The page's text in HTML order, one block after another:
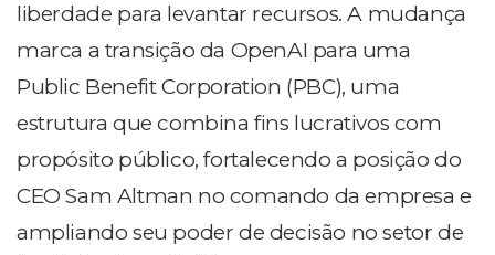
liberdade para levantar recursos. A mudança
marca a transição da OpenAI para uma
Public Benefit Corporation (PBC), uma
estrutura que combina fins lucrativos com
propósito público, fortalecendo a posição do
CEO Sam Altman no comando da empresa e
ampliando seu poder de decisão no setor de